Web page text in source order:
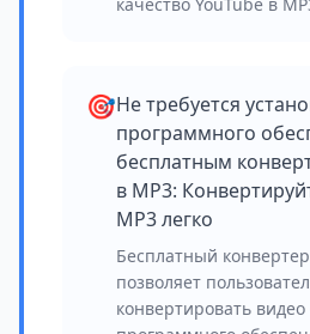
🎯Не требуется
программного
бесплатным
в MP3:
MP3 легко
Бесплатный
позволяет
конвертировать видео